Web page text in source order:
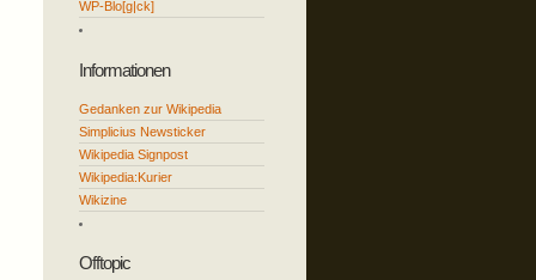
WP-Blo[g|ck]
Informationen
Gedanken zur Wikipedia
Simplicius Newsticker
Wikipedia Signpost
Wikipedia:Kurier
Wikizine
Offtopic